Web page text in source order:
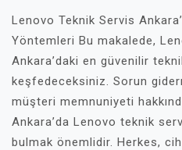
Lenovo Teknik Servis
Yöntemleri Bu makalede,
Ankara’daki en güvenilir
keşfedeceksiniz. Sorun
müşteri memnuniyeti
Ankara’da Lenovo teknik
bulmak önemlidir. Herkes,